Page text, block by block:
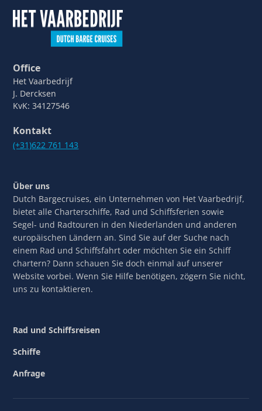
Office
Het Vaarbedrijf
J. Dercksen
KvK: 34127546
Kontakt
(+31)622 761 143
Über uns
Dutch Bargecruises, ein Unternehmen von Het Vaarbedrijf,
bietet alle Charterschiffe, Rad und Schiffsferien sowie
Segel- und Radtouren in den Niederlanden und anderen
europäischen Ländern an. Sind Sie auf der Suche nach
einem Rad und Schiffsfahrt oder möchten Sie ein Schiff
chartern? Dann schauen Sie doch einmal auf unserer
Website vorbei. Wenn Sie Hilfe benötigen, zögern Sie nicht,
uns zu kontaktieren.
Rad und Schiffsreisen
Schiffe
Anfrage